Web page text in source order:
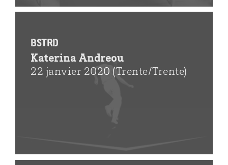
BSTRD
Katerina Andreou
22 janvier 2020 (Trente/Trente)